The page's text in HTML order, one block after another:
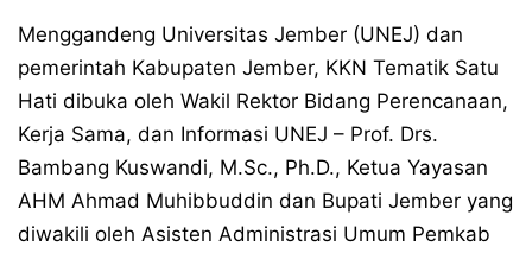
Menggandeng Universitas Jember (UNEJ) dan
pemerintah Kabupaten Jember, KKN Tematik Satu
Hati dibuka oleh Wakil Rektor Bidang Perencanaan,
Kerja Sama, dan Informasi UNEJ – Prof. Drs.
Bambang Kuswandi, M.Sc., Ph.D., Ketua Yayasan
AHM Ahmad Muhibbuddin dan Bupati Jember yang
diwakili oleh Asisten Administrasi Umum Pemkab